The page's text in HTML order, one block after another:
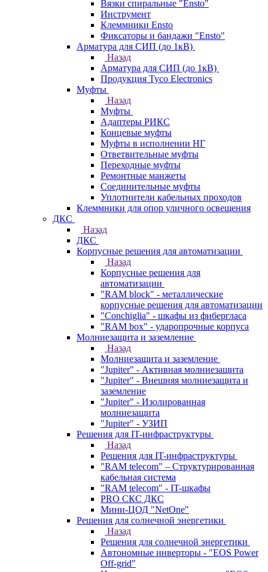
Вязки спиральные "Ensto"
Инструмент
Клеммники Ensto
Фиксаторы и бандажи "Ensto"
Арматура для СИП (до 1кВ)
Назад
Арматура для СИП (до 1кВ)
Продукция Tyco Electronics
Муфты
Назад
Муфты
Адаптеры РИКС
Концевые муфты
Муфты в исполнении НГ
Ответвительные муфты
Переходные муфты
Ремонтные манжеты
Соединительные муфты
Уплотнители кабельных проходов
Клеммники для опор уличного освещения
ДКС
Назад
ДКС
Корпусные решения для автоматизации
Назад
Корпусные решения для
автоматизации
"RAM block" - металлические
корпусные решения для автоматизации
"Conchiglia" - шкафы из фибергласа
"RAM box" - ударопрочные корпуса
Молниезащита и заземление
Назад
Молниезащита и заземление
"Jupiter" - Активная молниезащита
"Jupiter" - Внешняя молниезащита и
заземление
"Jupiter" - Изолированная
молниезащита
"Jupiter" - УЗИП
Решения для IT-инфраструктуры
Назад
Решения для IT-инфраструктуры
"RAM telecom" – Структурированная
кабельная система
"RAM telecom" - IT-шкафы
PRO СКС ДКС
Мини-ЦОД "NetOne"
Решения для солнечной энергетики
Назад
Решения для солнечной энергетики
Автономные инверторы - "EOS Power
Off-grid"